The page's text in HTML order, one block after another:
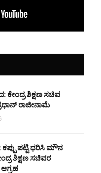
ಕೇಂದ್ರ ಶಿಕ್ಷಣ ಸಚಿವ
ರಾಜೀನಾಮೆ
ಪಟ್ಟಿ ಧರಿಸಿ ಮೌನ
ಶಿಕ್ಷಣ ಸಚಿವರ